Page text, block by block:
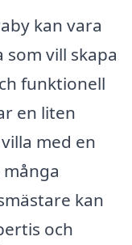
kan vara
vill skapa
funktionell
en liten
med en
kan
och